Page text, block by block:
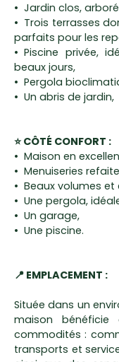
Jardin clos,
Trois terrasses
parfaits pour les
Piscine privée,
beaux jours,
Pergola
Un abris de jardin,
⭐ CÔTÉ CONFORT :
Maison en
Menuiseries
Beaux volumes
Une pergola,
Un garage,
Une piscine.
📍 EMPLACEMENT :
Située dans un
maison bénéficie
commodités :
transports et